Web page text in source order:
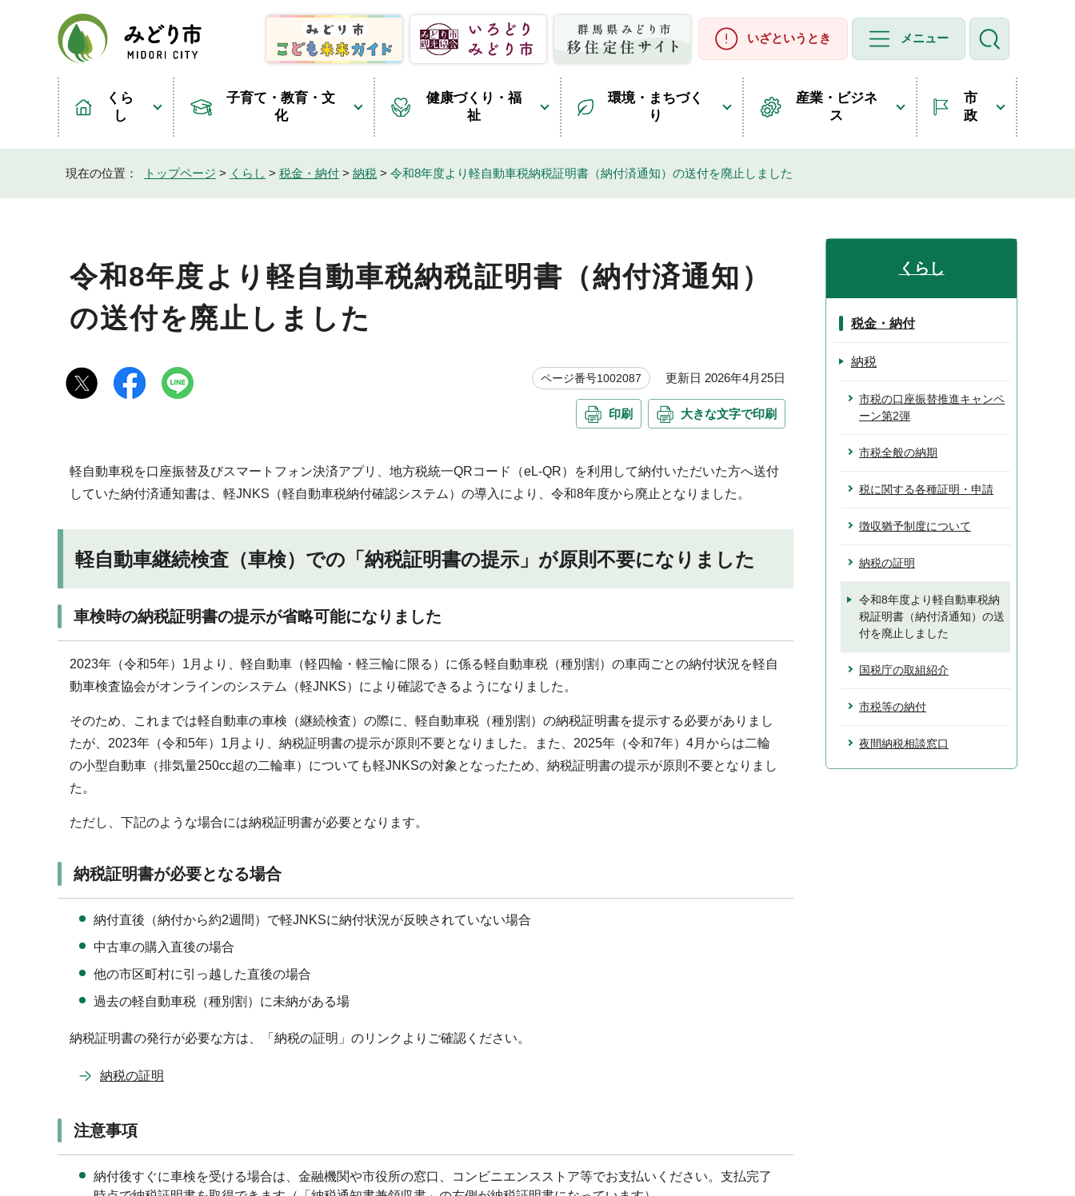
いざというとき メニュー
くら
し
子育て・教育・文
化
健康づくり・福
祉
環境・まちづく
り
産業・ビジネ
ス
市
政
現在の位置： トップページ > くらし > 税金・納付 > 納税 > 令和8年度より軽自動車税納税証明書（納付済通知）の送付を廃止しました
令和8年度より軽自動車税納税証明書（納付済通知）
の送付を廃止しました
ページ番号1002087 更新日 2026年4月25日
印刷 大きな文字で印刷
軽自動車税を口座振替及びスマートフォン決済アプリ、地方税統一QRコード（eL-QR）を利用して納付いただいた方へ送付
していた納付済通知書は、軽JNKS（軽自動車税納付確認システム）の導入により、令和8年度から廃止となりました。
軽自動車継続検査（車検）での「納税証明書の提示」が原則不要になりました
車検時の納税証明書の提示が省略可能になりました
2023年（令和5年）1月より、軽自動車（軽四輪・軽三輪に限る）に係る軽自動車税（種別割）の車両ごとの納付状況を軽自
動車検査協会がオンラインのシステム（軽JNKS）により確認できるようになりました。
そのため、これまでは軽自動車の車検（継続検査）の際に、軽自動車税（種別割）の納税証明書を提示する必要がありまし
たが、2023年（令和5年）1月より、納税証明書の提示が原則不要となりました。また、2025年（令和7年）4月からは二輪
の小型自動車（排気量250cc超の二輪車）についても軽JNKSの対象となったため、納税証明書の提示が原則不要となりまし
た。
ただし、下記のような場合には納税証明書が必要となります。
納税証明書が必要となる場合
納付直後（納付から約2週間）で軽JNKSに納付状況が反映されていない場合
中古車の購入直後の場合
他の市区町村に引っ越した直後の場合
過去の軽自動車税（種別割）に未納がある場
納税証明書の発行が必要な方は、「納税の証明」のリンクよりご確認ください。
納税の証明
注意事項
納付後すぐに車検を受ける場合は、金融機関や市役所の窓口、コンビニエンスストア等でお支払いください。支払完了
くらし
税金・納付
納税
市税の口座振替推進キャンペ
ーン第2弾
市税全般の納期
税に関する各種証明・申請
徴収猶予制度について
納税の証明
令和8年度より軽自動車税納
税証明書（納付済通知）の送
付を廃止しました
国税庁の取組紹介
市税等の納付
夜間納税相談窓口